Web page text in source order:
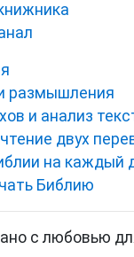
размышления
и анализ
двух
на каждый
Библию
с любовью